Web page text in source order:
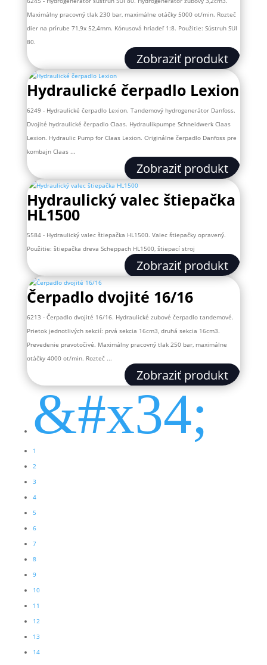
Maximálny pracovný tlak 230 bar, maximálne otáčky 5000 ot/min. Rozteč
dier na prírube 71,9x 52,4mm. Kónusová hriadeľ 1:8. Použitie: Sústruh SUI
80.
Zobraziť produkt
Hydraulické čerpadlo Lexion
6249 - Hydraulické čerpadlo Lexion. Tandemový hydrogenerátor Danfoss.
Dvojité hydraulické čerpadlo Claas. Hydraulikpumpe Schneidwerk Claas
Lexion. Hydraulic Pump for Claas Lexion. Originálne čerpadlo Danfoss pre
kombajn Claas ...
Zobraziť produkt
Hydraulický valec štiepačka
HL1500
5584 - Hydraulický valec štiepačka HL1500. Valec štiepačky opravený.
Použitie: štiepačka dreva Scheppach HL1500, štiepací stroj
Zobraziť produkt
Čerpadlo dvojité 16/16
6213 - Čerpadlo dvojité 16/16. Hydraulické zubové čerpadlo tandemové.
Prietok jednotlivých sekcií: prvá sekcia 16cm3, druhá sekcia 16cm3.
Prevedenie pravotočivé. Maximálny pracovný tlak 250 bar, maximálne
otáčky 4000 ot/min. Rozteč ...
Zobraziť produkt
&#x34;
1
2
3
4
5
6
7
8
9
10
11
12
13
14